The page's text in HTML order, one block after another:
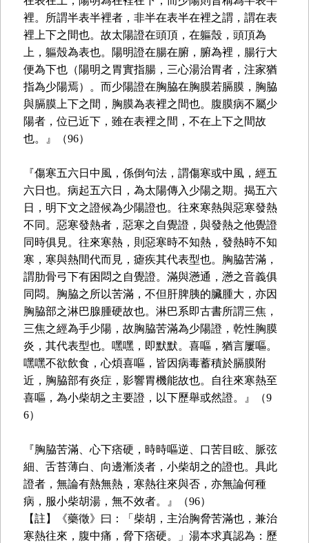
裡。所謂半表半裡者，非半在表半在裡之謂，謂在表
裡上下之間也。故太陽證在頭頂，在軀殼，頭頂為
上，軀殼為表也。陽明證在腸在腑，腑為裡，腸行大
便為下也（陽明之胃實指腸，三心湯治胃者，注家猶
指為少陽焉）。而少陽證在胸脇在胸膜若膈膜，胸脇
與膈膜上下之間，胸膜為表裡之間也。腹膜病不屬少
陽者，位已近下，雖在表裡之間，不在上下之間故
也。』（96）
『傷寒五六日中風，係倒句法，謂傷寒或中風，經五
六日也。病起五六日，為太陽傳入少陽之期。揭五六
日，明下文之證候為少陽證也。往來寒熱與惡寒發熱
不同。惡寒發熱者，惡寒之自覺證，與發熱之他覺證
同時俱見。往來寒熱，則惡寒時不知熱，發熱時不知
寒，寒與熱間代而見，瘧疾其代表型也。胸脇苦滿，
謂肋骨弓下有困悶之自覺證。滿與懣通，懣之音義俱
同悶。胸脇之所以苦滿，不但肝脾胰的臟腫大，亦因
胸脇部之淋巴腺腫硬故也。淋巴系即古書所謂三焦，
三焦之經為手少陽，故胸脇苦滿為少陽證，乾性胸膜
炎，其代表型也。嘿嘿，即默默。喜嘔，猶言屢嘔。
嘿嘿不欲飲食，心煩喜嘔，皆因病毒蓄積於膈膜附
近，胸脇部有炎症，影響胃機能故也。自往來寒熱至
喜嘔，為小柴胡之主要證，以下歷舉或然證。』（9
6）
『胸脇苦滿、心下痞硬，時時嘔逆、口苦目眩、脈弦
細、舌苔薄白、向邊漸淡者，小柴胡之的證也。具此
證者，無論有熱無熱，寒熱往來與否，亦無論何種
病，服小柴胡湯，無不效者。』（96）
【註】《藥徵》曰：「柴胡，主治胸脅苦滿也，兼治
寒熱往來，腹中痛，脅下痞硬。」湯本求真認為：歷